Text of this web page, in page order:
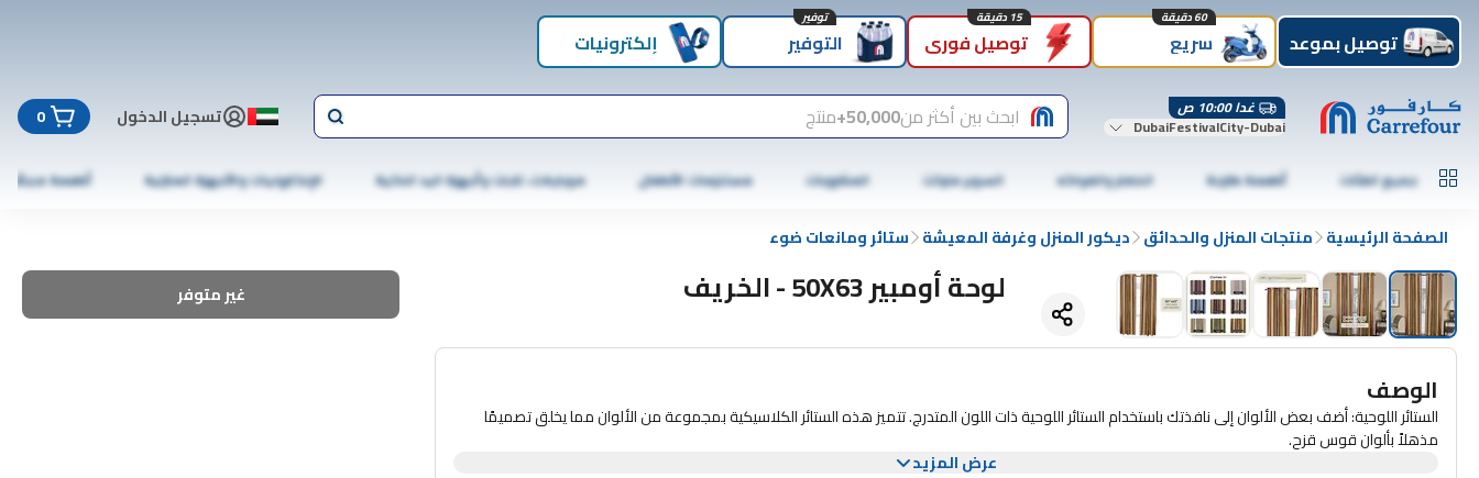
توصيل بموعد سريع
60 دقيقة
توصيل فوري
15 دقيقة
التوفير
توفير
إلكترونيات
غدا 10:00 ص
DubaiFestivalCity-Dubai ابحث بين أكثر من50,000+ منتج تسجيل الدخول 0
جميع الفئات أطعمة طازجة الخضار والفواكه السوبر ماركت المشروبات مستلزمات الأطفال موبايلات، تابلت وأجهزة اليد الذكية الإلكترونيات والأجهزة المنزلية أطعمة مجمّدة
الصفحة الرئيسية منتجات المنزل والحدائق ديكور المنزل وغرفة المعيشة ستائر ومانعات ضوء
لوحة أومبير 50X63 - الخريف غير متوفر
الوصف
الستائر اللوحية: أضف بعض الألوان إلى نافذتك باستخدام الستائر اللوحية ذات اللون المتدرج. تتميز هذه الستائر الكلاسيكية بمجموعة من الألوان مما يخلق تصميمًا
مذهلاً بألوان قوس قزح.
عرض المزيد